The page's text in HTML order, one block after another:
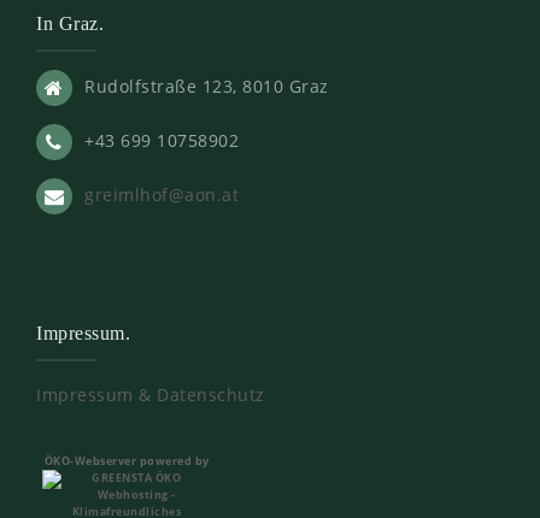
In Graz.
Rudolfstraße 123, 8010 Graz
+43 699 10758902
greimlhof@aon.at
Impressum.
Impressum & Datenschutz
ÖKO-Webserver powered by